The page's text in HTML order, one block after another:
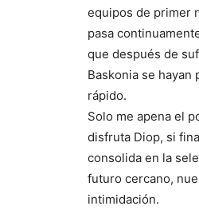
equipos de primer
pasa
que después de
Baskonia se hayan
rápido.
Solo me apena el
disfruta Diop, si
consolida en la
futuro cercano,
intimidación.